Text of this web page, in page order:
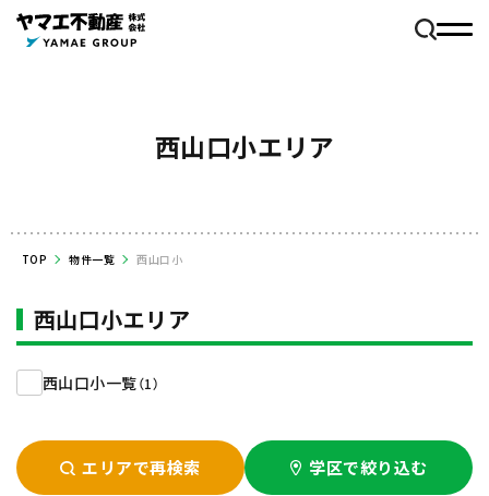
西山口小エリア
TOP 物件一覧 西山口小
西山口小エリア
西山口小一覧（1）
エリアで再検索 学区で絞り込む